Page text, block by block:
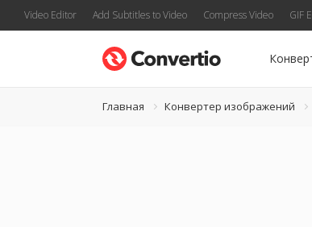
Video Editor Add Subtitles to Video Compress Video GIF
Главная Конвертер изображений